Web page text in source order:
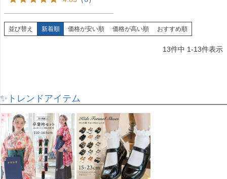
並び替え 新着順 価格が安い順 価格が高い順 おすすめ順
13件中 1-13件表示
✨トレンドアイテム